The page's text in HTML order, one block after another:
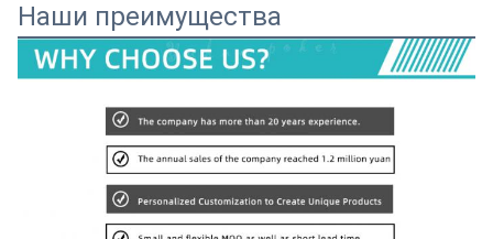
Наши преимущества